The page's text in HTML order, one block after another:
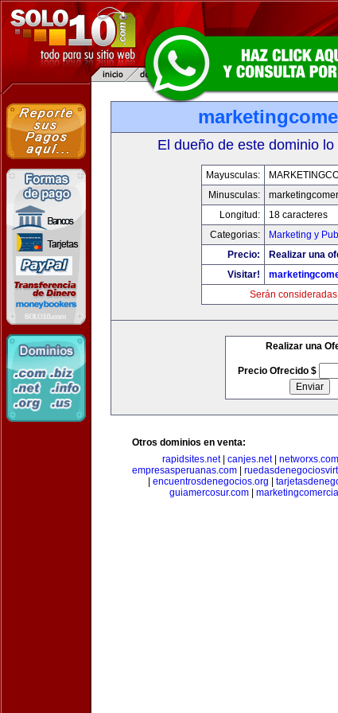
El dueño de este dominio
Mayusculas:
Minusculas:
Longitud:
18 caracteres
Categorias:
Marketing y
Precio:
Realizar una
Visitar!
Serán
Realizar una
Precio Ofrecido $
Otros dominios en venta:
rapidsites.net| canjes.net| networxs.com
empresasperuanas.com
encuentrosdenegocios.org
guiamercosur.com